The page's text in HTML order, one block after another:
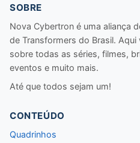
SOBRE
Nova Cybertron é uma aliança
de Transformers do Brasil.
sobre todas as séries, filmes,
eventos e muito mais.
Até que todos sejam um!
CONTEÚDO
Quadrinhos